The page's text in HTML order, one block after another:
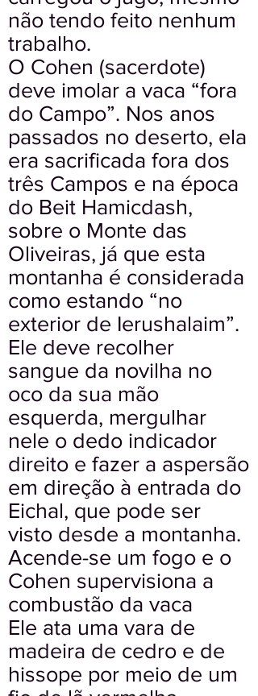
não tendo feito nenhum
trabalho.
O Cohen (sacerdote)
deve imolar a vaca “fora
do Campo”. Nos anos
passados no deserto, ela
era sacrificada fora dos
três Campos e na época
do Beit Hamicdash,
sobre o Monte das
Oliveiras, já que esta
montanha é considerada
como estando “no
exterior de Ierushalaim”.
Ele deve recolher
sangue da novilha no
oco da sua mão
esquerda, mergulhar
nele o dedo indicador
direito e fazer a aspersão
em direção à entrada do
Eichal, que pode ser
visto desde a montanha.
Acende-se um fogo e o
Cohen supervisiona a
combustão da vaca
Ele ata uma vara de
madeira de cedro e de
hissope por meio de um